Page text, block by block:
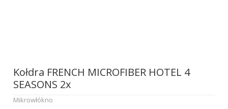
Kołdra FRENCH MICROFIBER HOTEL 4
SEASONS 2x
Mikrowłókno